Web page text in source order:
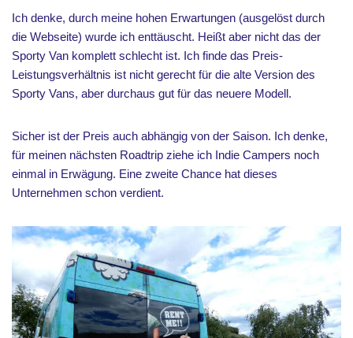
Ich denke, durch meine hohen Erwartungen (ausgelöst durch
die Webseite) wurde ich enttäuscht. Heißt aber nicht das der
Sporty Van komplett schlecht ist. Ich finde das Preis-
Leistungsverhältnis ist nicht gerecht für die alte Version des
Sporty Vans, aber durchaus gut für das neuere Modell.
Sicher ist der Preis auch abhängig von der Saison. Ich denke,
für meinen nächsten Roadtrip ziehe ich Indie Campers noch
einmal in Erwägung. Eine zweite Chance hat dieses
Unternehmen schon verdient.